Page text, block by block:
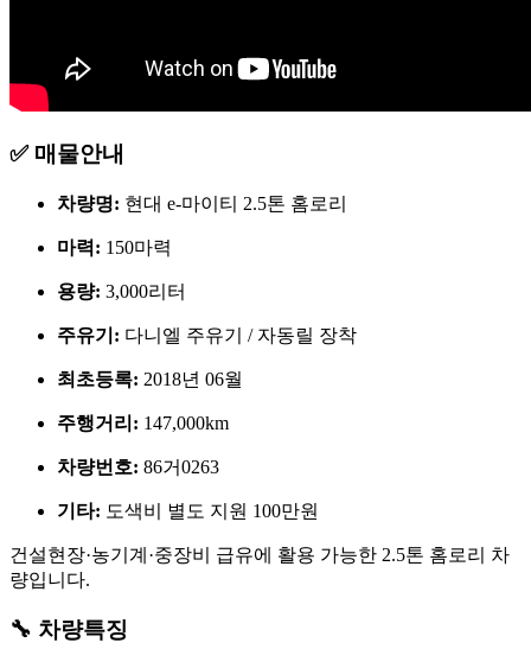
✅ 매물안내
차량명: 현대 e-마이티 2.5톤 홈로리
마력: 150마력
용량: 3,000리터
주유기: 다니엘 주유기 / 자동릴 장착
최초등록: 2018년 06월
주행거리: 147,000km
차량번호: 86거0263
기타: 도색비 별도 지원 100만원
건설현장·농기계·중장비 급유에 활용 가능한 2.5톤 홈로리 차
량입니다.
🔧 차량특징